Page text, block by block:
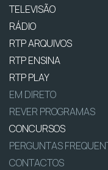
TELEVISÃO
RÁDIO
RTP ARQUIVOS
RTP ENSINA
RTP PLAY
EM DIRETO
REVER PROGRAMAS
CONCURSOS
PERGUNTAS
CONTACTOS